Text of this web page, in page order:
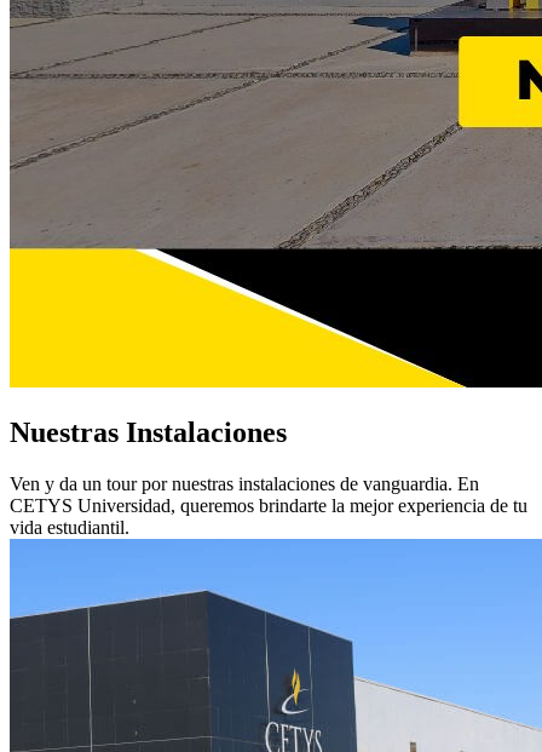
Nuestras Instalaciones
Ven y da un tour por nuestras instalaciones de vanguardia. En
CETYS Universidad, queremos brindarte la mejor experiencia de tu
vida estudiantil.